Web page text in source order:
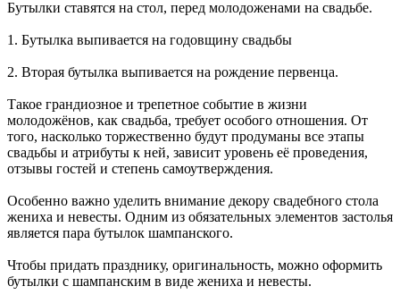
Бутылки ставятся на стол, перед молодоженами на свадьбе.
1. Бутылка выпивается на годовщину свадьбы
2. Вторая бутылка выпивается на рождение первенца.
Такое грандиозное и трепетное событие в жизни
молодожёнов, как свадьба, требует особого отношения. От
того, насколько торжественно будут продуманы все этапы
свадьбы и атрибуты к ней, зависит уровень её проведения,
отзывы гостей и степень самоутверждения.
Особенно важно уделить внимание декору свадебного стола
жениха и невесты. Одним из обязательных элементов застолья
является пара бутылок шампанского.
Чтобы придать празднику, оригинальность, можно оформить
бутылки с шампанским в виде жениха и невесты.